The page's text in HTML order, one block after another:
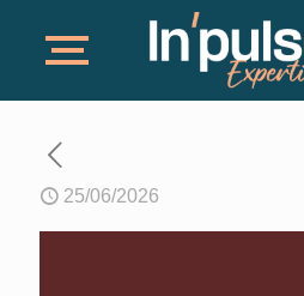
25/06/2026